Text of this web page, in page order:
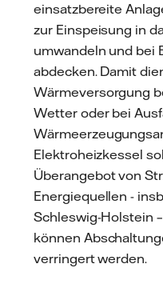
einsatzbereite
zur Einspeisung in
umwandeln und bei
abdecken. Damit
Wärmeversorgung
Wetter oder bei
Elektroheizkessel
Überangebot von
Energiequellen -
Schleswig-Holstein
können
verringert werden.